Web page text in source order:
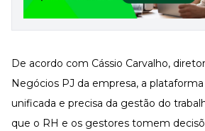
De acordo com Cássio Carvalho,
Negócios PJ da empresa, a
unificada e precisa da gestão do
que o RH e os gestores tomem